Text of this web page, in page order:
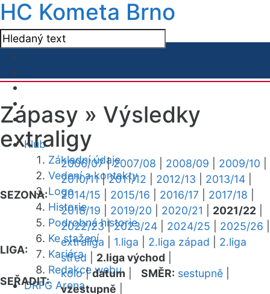
HC Kometa Brno
Klub
Základní údaje
Vedení a kontakty
Logo
Historie
Podrobná historie
Ke stažení
Kariéra
Redakce webu
DRFG Arena
Zápasy » Výsledky
extraligy
SEZONA:
2006/07|2007/08 2008/09 2009/10
2010/11|2011/12 2012/13 2013/14
2014/15
2015/16 2016/17 2017/18
2018/19
2019/20 2020/21 2021/22
2022/23|2023/24 2024/25 2025/26
LIGA:
extraliga 1.liga 2.liga západ
2.liga
střed
2.liga východ
SEŘADIT:
kolo|datum SMĚR: sestupně
vzestupně